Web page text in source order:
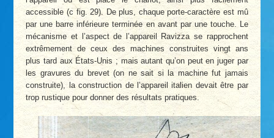
accessible (c fig. 29). De plus, chaque porte-caractère est mû
par une barre inférieure terminée en avant par une touche. Le
mécanisme et l’aspect de l’appareil Ravizza se rapprochent
extrêmement de ceux des machines construites vingt ans
plus tard aux États-Unis ; mais autant qu’on peut en juger par
les gravures du brevet (on ne sait si la machine fut jamais
construite), la construction de l’appareil italien devait être par
trop rustique pour donner des résultats pratiques.